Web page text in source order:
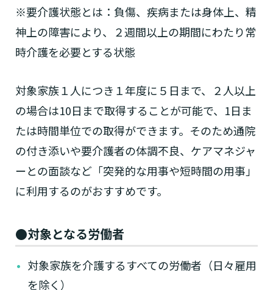
※要介護状態とは：負傷、疾病または身体上、精
神上の障害により、２週間以上の期間にわたり常
時介護を必要とする状態
対象家族１人につき１年度に５日まで、２人以上
の場合は10日まで取得することが可能で、1日ま
たは時間単位での取得ができます。そのため通院
の付き添いや要介護者の体調不良、ケアマネジャ
ーとの面談など「突発的な用事や短時間の用事」
に利用するのがおすすめです。
●対象となる労働者
対象家族を介護するすべての労働者（日々雇用
を除く）